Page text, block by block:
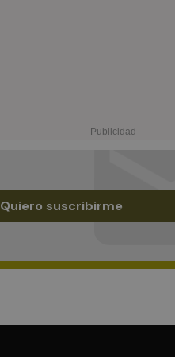
Quiero suscribirme